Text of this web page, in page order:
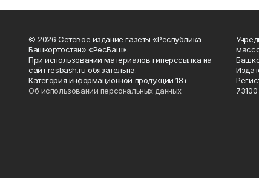
© 2026 Сетевое издание газеты «Республика
Башкортостан» «РесБаш».
При использовании материалов гиперссылка на
сайт resbash.ru обязательна.
Категория информационной продукции 18+
Об использовании персональных данных